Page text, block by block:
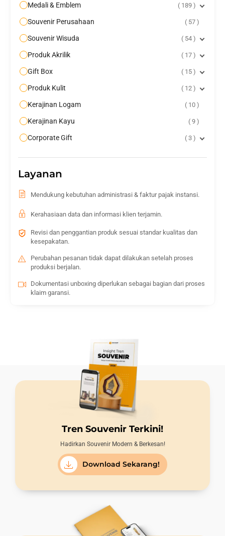
Medali & Emblem 189
Souvenir Perusahaan 57
Souvenir Wisuda 54
Produk Akrilik 17
Gift Box 15
Produk Kulit 12
Kerajinan Logam 10
Kerajinan Kayu 9
Corporate Gift 3
Layanan
Mendukung kebutuhan administrasi & faktur pajak instansi.
Kerahasiaan data dan informasi klien terjamin.
Revisi dan penggantian produk sesuai standar kualitas dan
kesepakatan.
Perubahan pesanan tidak dapat dilakukan setelah proses
produksi berjalan.
Dokumentasi unboxing diperlukan sebagai bagian dari proses
klaim garansi.
Tren Souvenir Terkini!
Hadirkan Souvenir Modern & Berkesan!
Download Sekarang!